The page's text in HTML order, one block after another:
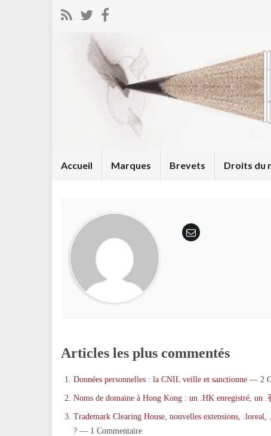
Accueil Marques Brevets Droits du
Articles les plus commentés
Données personnelles : la CNIL veille et sanctionne — 2
Noms de domaine à Hong Kong : un .HK enregistré, un
Trademark Clearing House, nouvelles extensions,
? — 1 Commentaire